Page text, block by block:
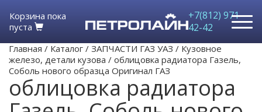
Корзина пока
пуста
+7(812) 971-
42-42
Главная / Каталог / ЗАПЧАСТИ ГАЗ УАЗ / Кузовное
железо, детали кузова / облицовка радиатора Газель,
Соболь нового образца Оригинал ГАЗ
облицовка радиатора